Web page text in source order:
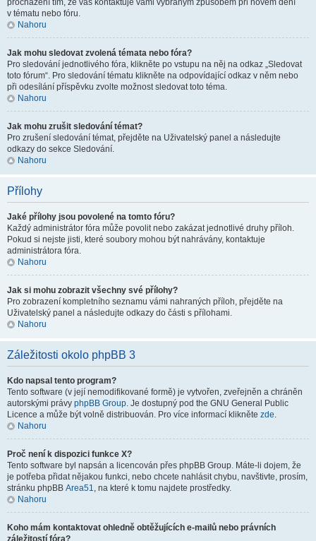
procházení tím, že vás kontaktuje vámi vybraným způsobem při novém dění
v tématu nebo fóru.
Nahoru
Jak mohu sledovat zvolená témata nebo fóra?
Pro sledování jednotlivého fóra, klikněte po vstupu na něj na odkaz „Sledovat
toto fórum“. Pro sledování tématu klikněte na odpovídající odkaz v něm nebo
při odesílání příspěvku zvolte možnost sledovat toto téma.
Nahoru
Jak mohu zrušit sledování témat?
Pro zrušení sledování témat, přejděte na Uživatelský panel a následujte
odkazy do sekce Sledování.
Nahoru
Přílohy
Jaké přílohy jsou povolené na tomto fóru?
Každý administrátor fóra může povolit nebo zakázat jednotlivé druhy příloh.
Pokud si nejste jisti, které soubory mohou být nahrávány, kontaktuje
administrátora fóra.
Nahoru
Jak si mohu zobrazit všechny své přílohy?
Pro zobrazení kompletního seznamu vámi nahraných příloh, přejděte na
Uživatelský panel a následujte odkazy do části s přílohami.
Nahoru
Záležitosti okolo phpBB 3
Kdo napsal tento program?
Tento software (v její nemodifikované formě) je vytvořen, zveřejněn a chráněn
autorskými právy phpBB Group. Je dostupný pod the GNU General Public
Licence a může být volně distribuován. Pro více informací klikněte zde.
Nahoru
Proč není k dispozici funkce X?
Tento software byl napsán a licencován přes phpBB Group. Máte-li dojem, že
je potřeba přidat nějakou funkci, nebo chcete nahlásit chybu, navštivte, prosím,
stránku phpBB Area51, na které k tomu najdete prostředky.
Nahoru
Koho mám kontaktovat ohledně obtěžujících e-mailů nebo právních
záležitostí fóra?